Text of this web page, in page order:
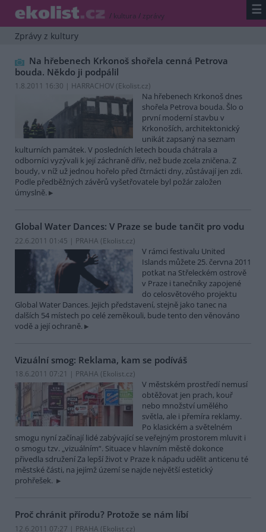
/ kultura / zprávy ☰
Zprávy z kultury
Na hřebenech Krkonoš shořela cenná Petrova
bouda. Někdo ji podpálil
1.8.2011 16:30 | HARRACHOV (Ekolist.cz)
Na hřebenech Krkonoš dnes
shořela Petrova bouda. Šlo o
první moderní stavbu v
Krkonoších, architektonický
unikát zapsaný na seznam
kulturních památek. V posledních letech bouda chátrala a
odborníci vyzývali k její záchraně dřív, než bude zcela zničena. Z
boudy, v níž už jednou hořelo před čtrnácti dny, zůstávají jen zdi.
Podle předběžných závěrů vyšetřovatele byl požár založen
úmyslně.
Global Water Dances: V Praze se bude tančit pro vodu
22.6.2011 01:45 | PRAHA (Ekolist.cz)
V rámci festivalu United
Islands můžete 25. června 2011
potkat na Střeleckém ostrově
v Praze i tanečníky zapojené
do celosvětového projektu
Global Water Dances. Jejich představení, stejně jako tanec na
dalších 54 místech po celé zeměkouli, bude tento den věnováno
vodě a její ochraně.
Vizuální smog: Reklama, kam se podíváš
18.6.2011 07:21 | PRAHA (Ekolist.cz)
V městském prostředí nemusí
obtěžovat jen prach, kouř
nebo množství umělého
světla, ale i přemíra reklamy.
Po klasickém a světelném
smogu nyní začínají lidé zabývající se veřejným prostorem mluvit i
o smogu tzv. „vizuálním“. Situace v hlavním městě dokonce
přivedla sdružení Za lepší život v Praze k nápadu udělit anticenu té
městské části, na jejímž území se najde největší estetický
prohřešek.
Proč chránit přírodu? Protože se nám líbí
12.6.2011 07:27 | PRAHA (Ekolist.cz)